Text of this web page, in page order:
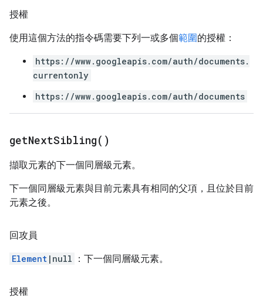
授權
使用這個方法的指令碼需要下列一或多個範圍的授權：
https://www.googleapis.com/auth/documents.
currentonly
https://www.googleapis.com/auth/documents
getNextSibling( )
擷取元素的下一個同層級元素。
下一個同層級元素與目前元素具有相同的父項，且位於目前
元素之後。
回攻員
Element |null ：下一個同層級元素。
授權